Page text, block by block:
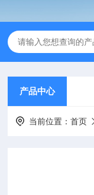
产品中心
当前位置：首页